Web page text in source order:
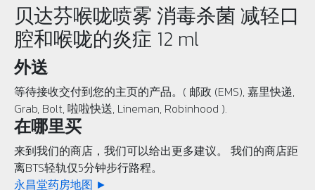
贝达芬喉咙喷雾 消毒杀菌 减轻口
腔和喉咙的炎症 12 ml
外送
等待接收交付到您的主页的产品。( 邮政 (EMS), 嘉里快递,
Grab, Bolt, 啦啦快送, Lineman, Robinhood ).
在哪里买
来到我们的商店，我们可以给出更多建议。 我们的商店距
离BTS轻轨仅5分钟步行路程。
永昌堂药房地图 ►